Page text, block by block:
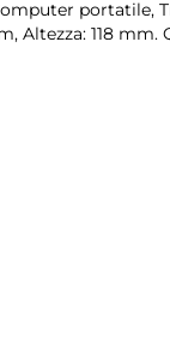
portatile,
Altezza: 118 mm.